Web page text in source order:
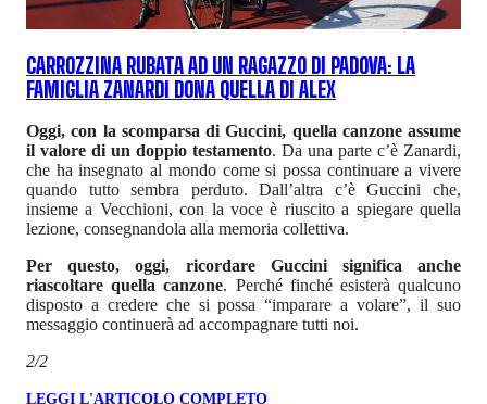
CARROZZINA RUBATA AD UN RAGAZZO DI PADOVA: LA
FAMIGLIA ZANARDI DONA QUELLA DI ALEX
Oggi, con la scomparsa di Guccini, quella canzone assume
il valore di un doppio testamento. Da una parte c’è Zanardi,
che ha insegnato al mondo come si possa continuare a vivere
quando tutto sembra perduto. Dall’altra c’è Guccini che,
insieme a Vecchioni, con la voce è riuscito a spiegare quella
lezione, consegnandola alla memoria collettiva.
Per questo, oggi, ricordare Guccini significa anche
riascoltare quella canzone. Perché finché esisterà qualcuno
disposto a credere che si possa “imparare a volare”, il suo
messaggio continuerà ad accompagnare tutti noi.
2/2
LEGGI L'ARTICOLO COMPLETO